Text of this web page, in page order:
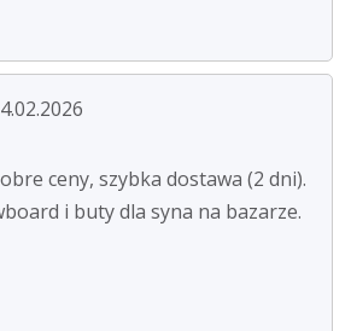
ceny, szybka dostawa (2 dni).
i buty dla syna na bazarze.